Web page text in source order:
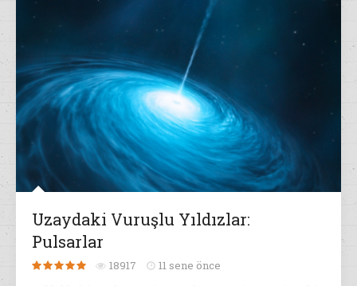
Uzaydaki Vuruşlu Yıldızlar:
Pulsarlar
18917 11 sene önce